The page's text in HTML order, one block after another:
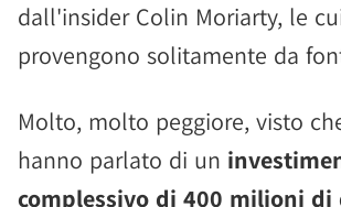
dall'insider Colin Moriarty, le
provengono solitamente da
Molto, molto peggiore, visto
hanno parlato di un
complessivo di 400 milioni